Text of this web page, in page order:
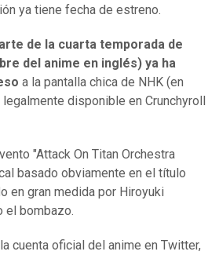
ya tiene fecha de estreno.
de la cuarta temporada de
del anime en inglés) ya ha
a la pantalla chica de NHK (en
disponible en Crunchyroll
"Attack On Titan Orchestra
basado obviamente en el título
en gran medida por Hiroyuki
el bombazo.
cuenta oficial del anime en Twitter,